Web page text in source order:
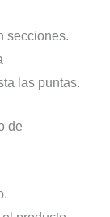
secciones.
las puntas.
de